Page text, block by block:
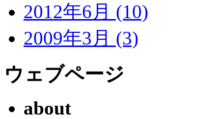
2012年6月 (10)
2009年3月 (3)
ウェブページ
about